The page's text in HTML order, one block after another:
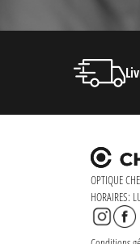
OPTIQUE
HORAIRES: